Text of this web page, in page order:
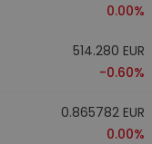
0.00%
514.280 EUR
-0.60%
0.865782 EUR
0.00%